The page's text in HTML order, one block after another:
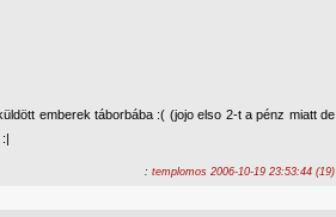
emberek táborbába :( (jojo elso 2-t a pénz miatt de
: templomos 2006-10-19 23:53:44 (19)